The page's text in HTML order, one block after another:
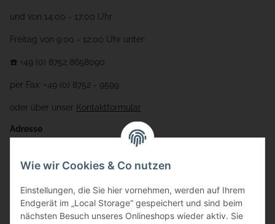
und von 14:00 - 17:00 Uhr
Freitag von 9:00 - 12:00 Uhr unter:
☎️ +49 (0) 8752 8658090
per Fax: +49 (0) 8752 - 9599
oder über unser Kontaktformular
Adresse
Gewerbering 17
84072 Au i.d. Hallertau
info@bauer-tore.de
Wie wir Cookies & Co nutzen
Einstellungen, die Sie hier vornehmen, werden auf Ihrem
Endgerät im „Local Storage“ gespeichert und sind beim
nächsten Besuch unseres Onlineshops wieder aktiv. Sie